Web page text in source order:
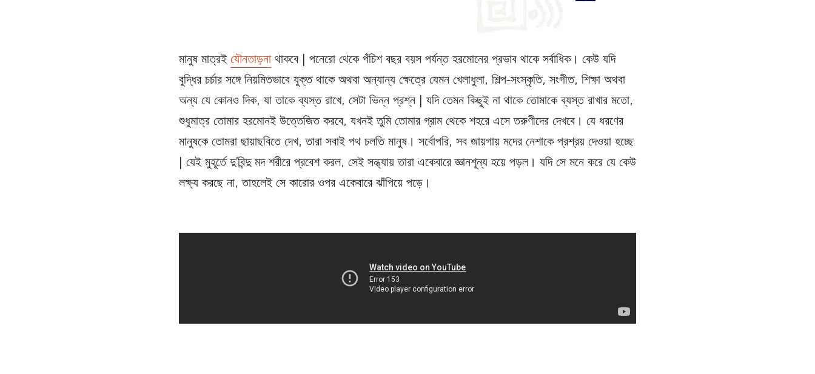
মানুষ মাত্রই যৌনতাড়না থাকবে | পনেরো থেকে পঁচিশ বছর বয়স পর্যন্ত হরমোনের প্রভাব থাকে সর্বাধিক। কেউ যদি
বুদ্ধির চর্চার সঙ্গে নিয়মিতভাবে যুক্ত থাকে অথবা অন্যান্য ক্ষেত্রে যেমন খেলাধুলা, শিল্প-সংস্কৃতি, সংগীত, শিক্ষা অথবা
অন্য যে কোনও দিক, যা তাকে ব্যস্ত রাখে, সেটা ভিন্ন প্রশ্ন | যদি তেমন কিছুই না থাকে তোমাকে ব্যস্ত রাখার মতো,
শুধুমাত্র তোমার হরমোনই উত্তেজিত করবে, যখনই তুমি তোমার গ্রাম থেকে শহরে এসে তরুণীদের দেখবে। যে ধরণের
মানুষকে তোমরা ছায়াছবিতে দেখ, তারা সবাই পথ চলতি মানুষ। সর্বোপরি, সব জায়গায় মদের নেশাকে প্রশ্রয় দেওয়া হচ্ছে
| যেই মুহূর্তে দু’বিন্দু মদ শরীরে প্রবেশ করল, সেই সন্ধ্যায় তারা একেবারে জ্ঞানশূন্য হয়ে পড়ল। যদি সে মনে করে যে কেউ
লক্ষ্য করছে না, তাহলেই সে কারোর ওপর একেবারে ঝাঁপিয়ে পড়ে।